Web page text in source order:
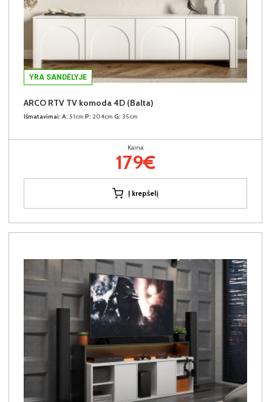
YRA SANDĖLYJE
ARCO RTV TV komoda 4D (Balta)
Išmatavimai: A: 51cm P: 204cm G: 35cm
Kaina:
179€
Į krepšelį